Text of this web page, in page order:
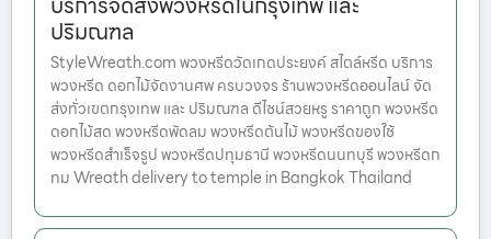
ปริมณฑล
StyleWreath.com พวงหรีดวัดเกดประยงค์ สไตล์หรีด บริการ
พวงหรีด ดอกไม้จัดงานศพ ครบวงจร ร้านพวงหรีดออนไลน์ จัด
ส่งทั่วเขตกรุงเทพ และ ปริมณฑล ดีไซน์สวยหรู ราคาถูก พวงหรีด
ดอกไม้สด พวงหรีดพัดลม พวงหรีดต้นไม้ พวงหรีดของใช้
พวงหรีดสำเร็จรูป พวงหรีดปทุมธานี พวงหรีดนนทบุรี พวงหรีดก
ทม Wreath delivery to temple in Bangkok Thailand